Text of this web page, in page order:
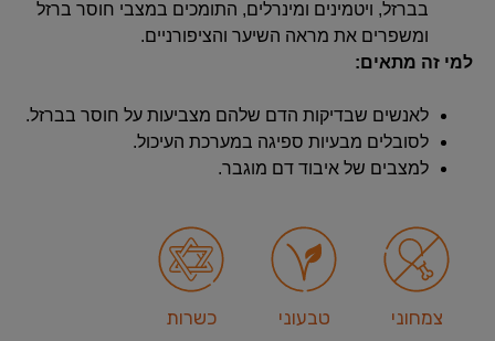
בברזל, ויטמינים ומינרלים, התומכים במצבי חוסר ברזל
ומשפרים את מראה השיער והציפורניים.
למי זה מתאים:
לאנשים שבדיקות הדם שלהם מצביעות על חוסר בברזל.
לסובלים מבעיות ספיגה במערכת העיכול.
למצבים של איבוד דם מוגבר.
צמחוני טבעוני כשרות